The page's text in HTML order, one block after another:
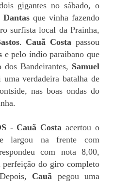
gigantes no sábado, o
Dantas que vinha fazendo
surfista local da Prainha,
. Cauã Costa passou
e pelo índio paraibano que
Bandeirantes, Samuel
verdadeira batalha de
nas boas ondas do
- Cauã Costa acertou o
largou na frente com
com nota 8,00,
perfeição do giro completo
Cauã pegou uma